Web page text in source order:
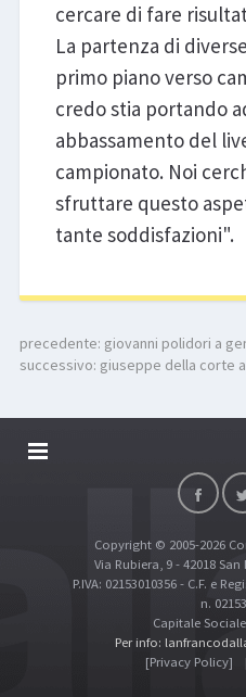
cercare di fare
La partenza di
primo piano verso
credo stia portando
abbassamento del
campionato. Noi
sfruttare questo
tante soddisfazioni".
precedente: giovanni polidori a
successivo: giuseppe della corte
DALLARIVOLLEY SOSTIENE
TOP RICERCHE
SITE MAP
Copyright © 2005-2026
Via Rubiera, 9 - 42018
P.IVA: 02153010356 - C.F. e
n.
Capitale
Per info:
[Privacy Policy]